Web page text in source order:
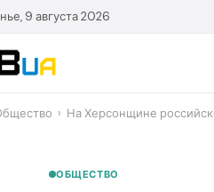
9 августа 2026
› На Херсонщине
ОБЩЕСТВО